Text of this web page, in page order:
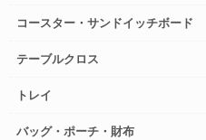
コースター・サンドイッチボード
テーブルクロス
トレイ
バッグ・ポーチ・財布